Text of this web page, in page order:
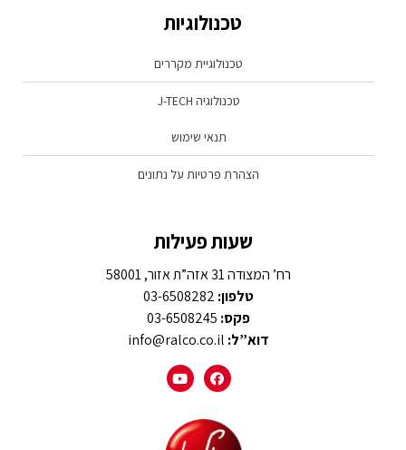
טכנולוגיות
טכנולוגיית מקררים
טכנולוגיה J-TECH
תנאי שימוש
הצהרת פרטיות על נתונים
שעות פעילות
רח’ המצודה 31 אזה”ת אזור, 58001
טלפון:
פקס:
דוא”ל: